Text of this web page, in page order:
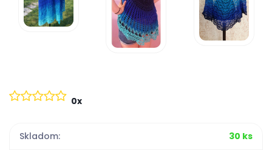
0x
Skladom: 30 ks